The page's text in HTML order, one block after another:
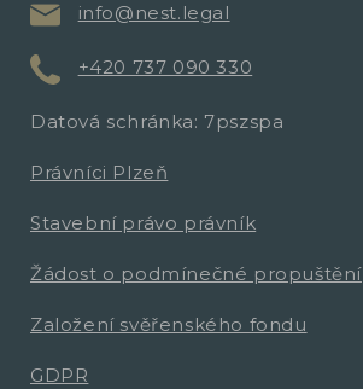
info@nest.legal
+420 737 090 330
Datová schránka: 7pszspa
Právníci Plzeň
Stavební právo právník
Žádost o podmínečné propuštění
Založení svěřenského fondu
GDPR